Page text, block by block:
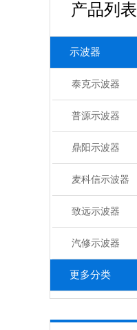
产品列表
示波器
泰克示波器
普源示波器
鼎阳示波器
麦科信示波器
致远示波器
汽修示波器
更多分类